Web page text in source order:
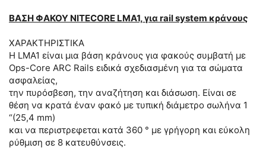
ΒΑΣΗ ΦΑΚΟΥ NITECORE LMA1, για rail system κράνους
ΧΑΡΑΚΤΗΡΙΣΤΙΚΑ
Η LMA1 είναι μια βάση κράνους για φακούς συμβατή με
Ops-Core ARC Rails ειδικά σχεδιασμένη για τα σώματα
ασφαλείας,
την πυρόσβεση, την αναζήτηση και διάσωση. Είναι σε
θέση να κρατά έναν φακό με τυπική διάμετρο σωλήνα 1
“(25,4 mm)
και να περιστρεφεται κατά 360 ° με γρήγορη και εύκολη
ρύθμιση σε 8 κατευθύνσεις.